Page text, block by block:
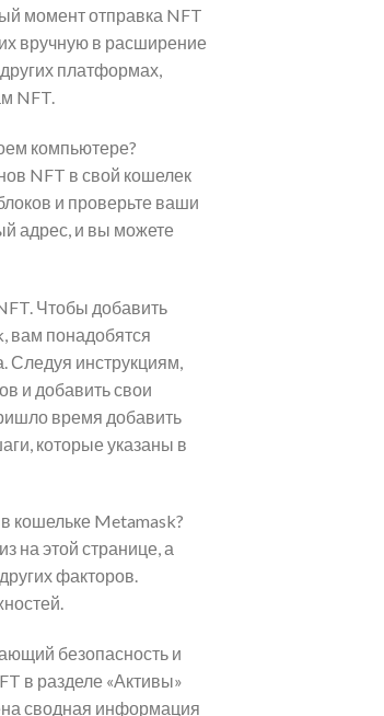
момент отправка NFT
вручную в расширение
платформах,
NFT.
компьютере?
NFT в свой кошелек
и проверьте ваши
адрес, и вы можете
Чтобы добавить
вам понадобятся
Следуя инструкциям,
и добавить свои
время добавить
которые указаны в
кошельке Metamask?
на этой странице, а
факторов.
безопасность и
в разделе «Активы»
​​сводная информация